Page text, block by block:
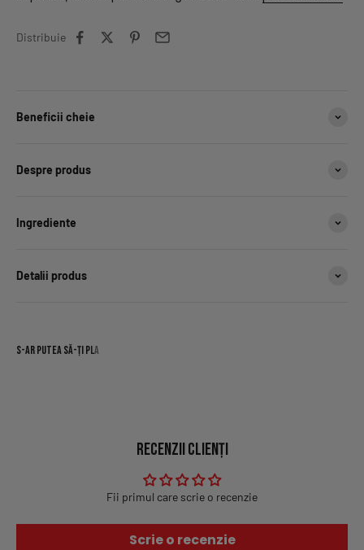
Distribuie
Beneficii cheie
Despre produs
Ingrediente
Detalii produs
Recenzii Clienți
Fii primul care scrie o recenzie
Scrie o recenzie